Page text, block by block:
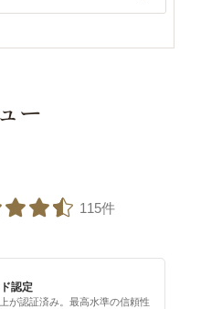
ー
115件
認定
が認証済み。最高水準の信頼性